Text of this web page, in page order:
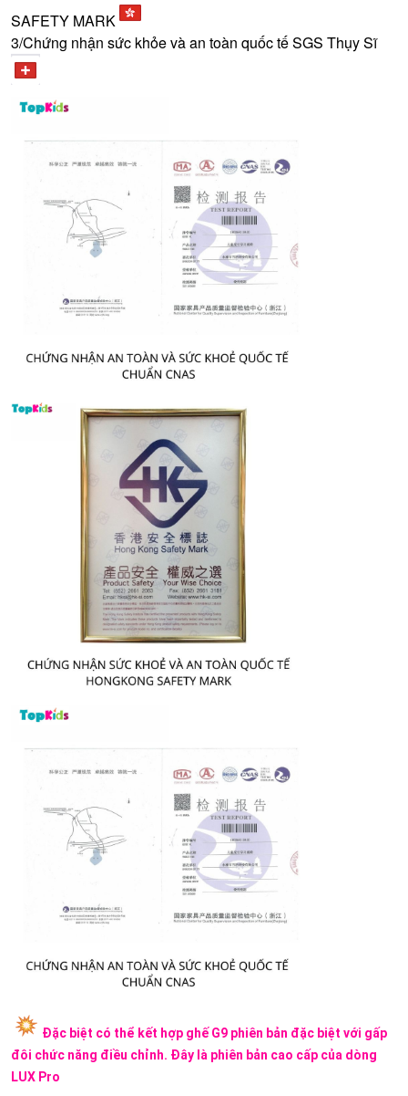
SAFETY MARK
3/Chứng nhận sức khỏe và an toàn quốc tế SGS Thụy Sĩ
Đặc biệt có thể kết hợp ghế G9 phiên bản đặc biệt với gấp
đôi chức năng điều chỉnh. Đây là phiên bản cao cấp của dòng
LUX Pro